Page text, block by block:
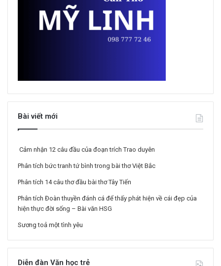
Bài viết mới
Cảm nhận 12 câu đầu của đoạn trích Trao duyên
Phân tích bức tranh tứ bình trong bài thơ Việt Bắc
Phân tích 14 câu thơ đầu bài thơ Tây Tiến
Phân tích Đoàn thuyền đánh cá để thấy phát hiện về cái đẹp của
hiện thực đời sống – Bài văn HSG
Sương toả một tình yêu
Diễn đàn Văn học trẻ